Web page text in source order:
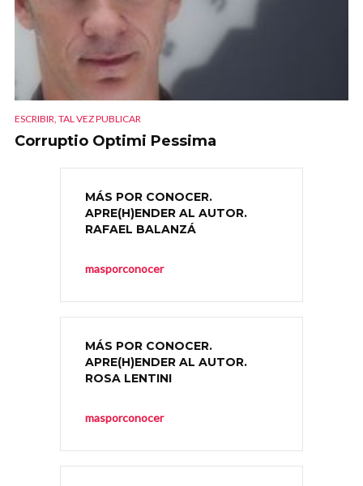
ESCRIBIR, TAL VEZ PUBLICAR
Corruptio Optimi Pessima
MÁS POR CONOCER.
APRE(H)ENDER AL AUTOR.
RAFAEL BALANZÁ
masporconocer
MÁS POR CONOCER.
APRE(H)ENDER AL AUTOR.
ROSA LENTINI
masporconocer